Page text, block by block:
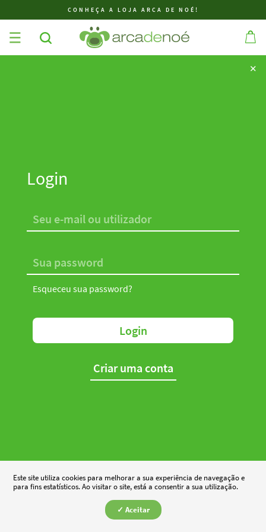
CONHEÇA A LOJA ARCA DE NOÉ!
✕
✕
Login
Esqueceu sua password?
Login
Criar uma conta
Este site utiliza cookies para melhorar a sua experiência de navegação e
para fins estatísticos. Ao visitar o site, está a consentir a sua utilização.
✓ Aceitar